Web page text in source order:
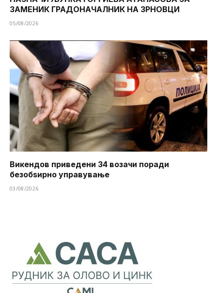
ЗАМЕНИК ГРАДОНАЧАЛНИК НА ЗРНОВЦИ
05/08/2026
Викендов приведени 34 возачи поради
безобѕирно управување
03/08/2026